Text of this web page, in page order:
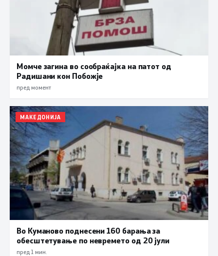
Момче загина во сообраќајка на патот од
Радишани кон Побожје
пред момент
МАКЕДОНИЈА
Во Куманово поднесени 160 барања за
обесштетување по невремето од 20 јули
пред 1 мин.